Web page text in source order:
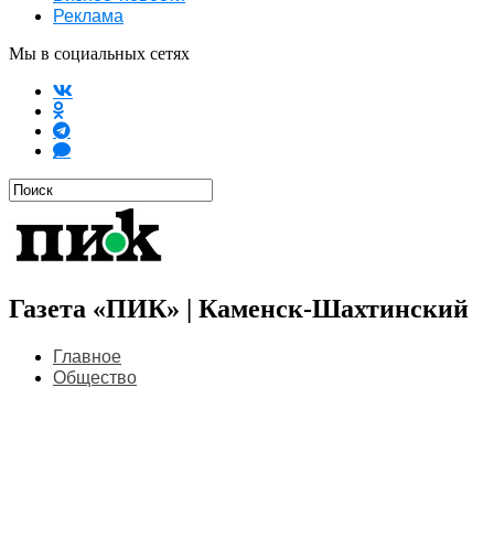
Реклама
Мы в социальных сетях
Газета «ПИК» | Каменск-Шахтинский
Главное
Общество